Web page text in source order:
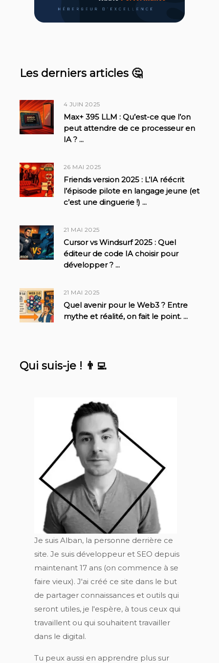
Les derniers articles 🤔
4 JUIN 2025
Max+ 395 LLM : Qu’est-ce que l’on
peut attendre de ce processeur en
IA ? ...
26 MAI 2025
Friends version 2025 : L’IA réécrit
l’épisode pilote en langage jeune (et
c’est une dinguerie !) ...
21 MAI 2025
Cursor vs Windsurf 2025 : Quel
éditeur de code IA choisir pour
développer ? ...
21 MAI 2025
Quel avenir pour le Web3 ? Entre
mythe et réalité, on fait le point. ...
Qui suis-je ! 👨‍💻
Je suis Alban, la personne derrière ce
site. Je suis développeur et SEO depuis
maintenant 17 ans (on commence à se
faire vieux). J'ai créé ce site dans le but
de partager connaissances et outils qui
seront utiles, je l'espère, à tous ceux qui
travaillent ou qui souhaitent travailler
dans le digital.
Tu peux aussi en apprendre plus sur